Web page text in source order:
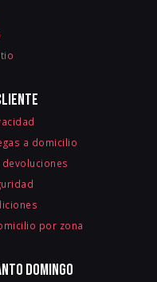
a domicilio
por zona
Domingo